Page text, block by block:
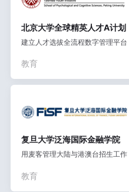
北京大学全球精英人才A计划
建立人才选拔全流程数字管理平台
教育
复旦大学泛海国际金融学院
用麦客管理大陆与港澳台招生工
教育